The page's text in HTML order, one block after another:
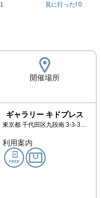
1 見に行った! 0
開催場所
ギャラリー キドプレス
東京都 千代田区九段南 3-3-3ヨコヤマビル 1F
利用案内